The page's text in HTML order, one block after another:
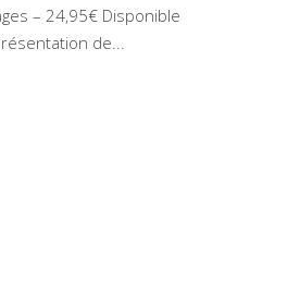
– 24,95€ Disponible
de...